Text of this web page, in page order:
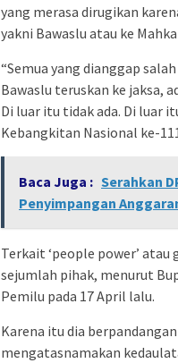
yang merasa dirugikan
yakni Bawaslu atau ke
“Semua yang dianggap
Bawaslu teruskan ke jaksa,
Di luar itu tidak ada. Di luar
Kebangkitan Nasional ke-
Baca Juga : Serahkan
Penyimpangan
Terkait ‘people power’
sejumlah pihak, menurut
Pemilu pada 17 April lalu.
Karena itu dia
mengatasnamakan